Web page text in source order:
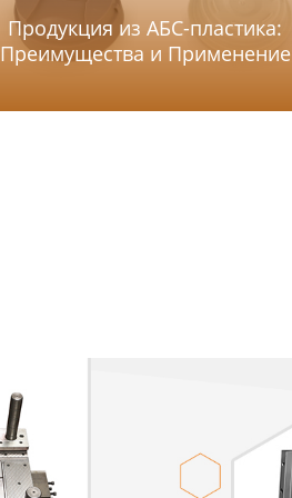
Продукция из АБС-пластика:
Преимущества и Применение